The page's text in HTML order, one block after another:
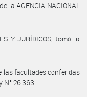
la AGENCIA NACIONAL
Y JURÍDICOS, tomó la
las facultades conferidas
N° 26.363.